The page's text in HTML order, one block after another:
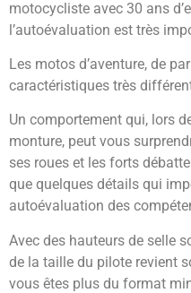
motocycliste avec 30 ans
l’autoévaluation est très
Les motos d’aventure, de
caractéristiques très
Un comportement qui, lors
monture, peut vous
ses roues et les forts
que quelques détails qui
autoévaluation des
Avec des hauteurs de selle
de la taille du pilote revient
vous êtes plus du format